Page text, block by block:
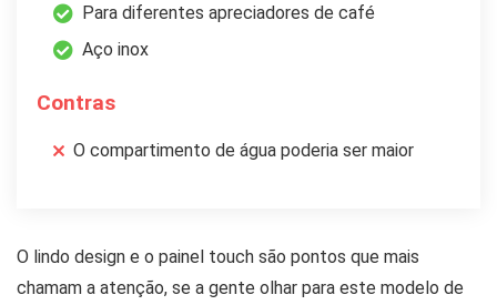
Para diferentes apreciadores de café
Aço inox
Contras
O compartimento de água poderia ser maior
O lindo design e o painel touch são pontos que mais
chamam a atenção, se a gente olhar para este modelo de